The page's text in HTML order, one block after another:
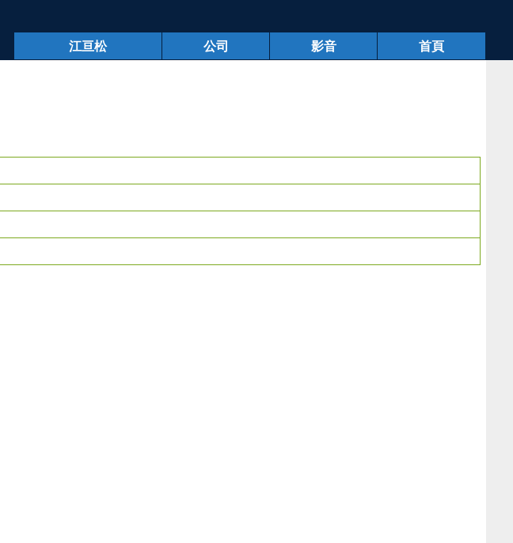
江亘松 公司 影音 首頁